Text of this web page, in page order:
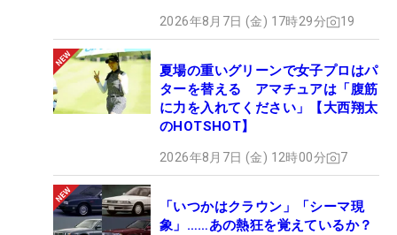
2026年8月7日 (金) 17時29分 19
夏場の重いグリーンで女子プロはパ
ターを替える アマチュアは「腹筋
に力を入れてください」【大西翔太
のHOTSHOT】
2026年8月7日 (金) 12時00分 7
「いつかはクラウン」「シーマ現
象」……あの熱狂を覚えているか？